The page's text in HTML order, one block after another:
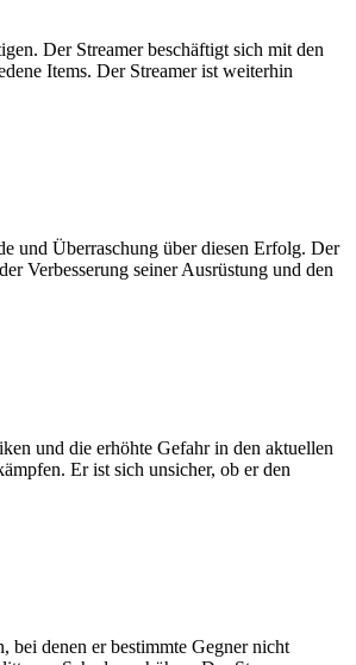
Der Streamer beschäftigt sich mit den
Items. Der Streamer ist weiterhin
und Überraschung über diesen Erfolg. Der
Verbesserung seiner Ausrüstung und den
und die erhöhte Gefahr in den aktuellen
Er ist sich unsicher, ob er den
bei denen er bestimmte Gegner nicht